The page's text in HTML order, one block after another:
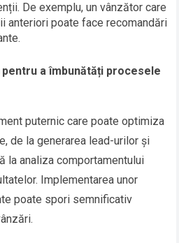
De exemplu, un vânzător care
anteriori poate face recomandări
a îmbunătăți procesele
puternic care poate optimiza
de la generarea lead-urilor și
la analiza comportamentului
Implementarea unor
poate spori semnificativ